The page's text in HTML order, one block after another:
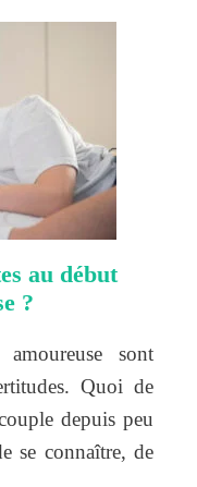
au début
?
sont
Quoi de
depuis peu
se connaître, de